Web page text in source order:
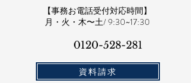
【事務お電話受付対応時間】
​月・火・木〜土/ 9:30~17:30
0120-528-281​
資料請求